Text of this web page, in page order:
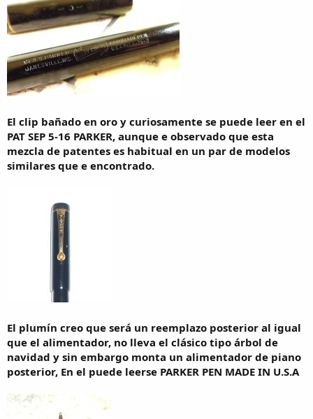
El clip bañado en oro y curiosamente se puede leer en el
PAT SEP 5-16 PARKER, aunque e observado que esta
mezcla de patentes es habitual en un par de modelos
similares que e encontrado.
El plumín creo que será un reemplazo posterior al igual
que el alimentador, no lleva el clásico tipo árbol de
navidad y sin embargo monta un alimentador de piano
posterior, En el puede leerse PARKER PEN MADE IN U.S.A